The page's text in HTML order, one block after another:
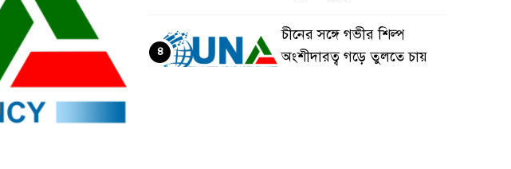
চীনের সঙ্গে গভীর শিল্প
অংশীদারত্ব গড়ে তুলতে চায়
৪